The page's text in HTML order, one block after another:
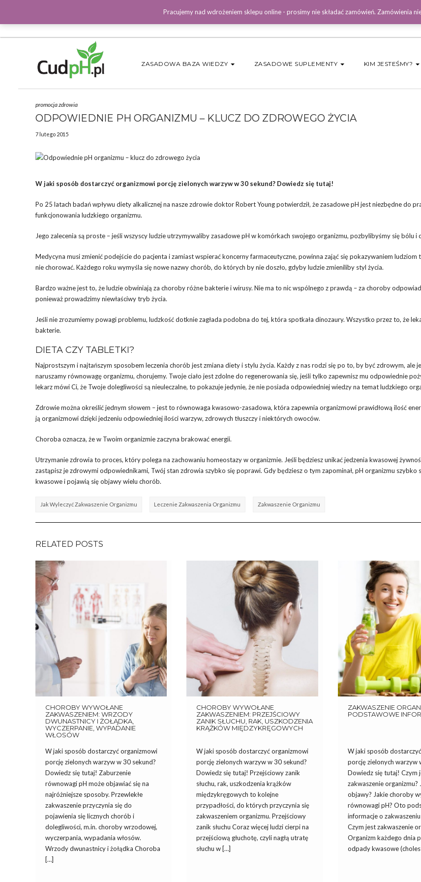
ZASADOWA BAZA WIEDZY ZASADOWE SUPLEMENTY KIM JESTEŚMY?
promocja zdrowia
ODPOWIEDNIE PH ORGANIZMU – KLUCZ DO ZDROWEGO ŻYCIA
7 lutego 2015
W jaki sposób dostarczyć organizmowi porcję zielonych warzyw w 30 sekund? Dowiedz się tutaj!
Po 25 latach badań wpływu diety alkalicznej na nasze zdrowie doktor Robert Young potwierdził, że zasadowe pH jest niezbędne do
funkcjonowania ludzkiego organizmu.
Jego zalecenia są proste – jeśli wszyscy ludzie utrzymywaliby zasadowe pH w komórkach swojego organizmu, pozbylibyśmy się bólu i
Medycyna musi zmienić podejście do pacjenta i zamiast wspierać koncerny farmaceutyczne, powinna zająć się pokazywaniem ludziom
nie chorować. Każdego roku wymyśla się nowe nazwy chorób, do których by nie doszło, gdyby ludzie zmieniliby styl życia.
Bardzo ważne jest to, że ludzie obwiniają za choroby różne bakterie i wirusy. Nie ma to nic wspólnego z prawdą – za choroby
ponieważ prowadzimy niewłaściwy tryb życia.
Jeśli nie zrozumiemy powagi problemu, ludzkość dotknie zagłada podobna do tej, która spotkała dinozaury. Wszystko przez to, że
bakterie.
DIETA CZY TABLETKI?
Najprostszym i najtańszym sposobem leczenia chorób jest zmiana diety i stylu życia. Każdy z nas rodzi się po to, by być zdrowym, ale
naruszamy równowagę organizmu, chorujemy. Twoje ciało jest zdolne do regenerowania się, jeśli tylko zapewnisz mu odpowiednie
lekarz mówi Ci, że Twoje dolegliwości są nieuleczalne, to pokazuje jedynie, że nie posiada odpowiedniej wiedzy na temat ludzkiego
Zdrowie można określić jednym słowem – jest to równowaga kwasowo-zasadowa, która zapewnia organizmowi prawidłową ilość
ją organizmowi dzięki jedzeniu odpowiedniej ilości warzyw, zdrowych tłuszczy i niektórych owoców.
Choroba oznacza, że w Twoim organizmie zaczyna brakować energii.
Utrzymanie zdrowia to proces, który polega na zachowaniu homeostazy w organizmie. Jeśli będziesz unikać jedzenia kwasowej
zastąpisz je zdrowymi odpowiednikami, Twój stan zdrowia szybko się poprawi. Gdy będziesz o tym zapominał, pH organizmu szybko
kwasowe i pojawią się objawy wielu chorób.
Jak Wyleczyć Zakwaszenie Organizmu Leczenie Zakwaszenia Organizmu Zakwaszenie Organizmu
RELATED POSTS
CHOROBY WYWOŁANE
ZAKWASZENIEM: WRZODY
DWUNASTNICY I ŻOŁĄDKA,
WYCZERPANIE, WYPADANIE
WŁOSÓW
W jaki sposób dostarczyć organizmowi
porcję zielonych warzyw w 30 sekund?
Dowiedz się tutaj! Zaburzenie
równowagi pH może objawiać się na
najróżniejsze sposoby. Przewlekłe
zakwaszenie przyczynia się do
pojawienia się licznych chorób i
dolegliwości, m.in. choroby wrzodowej,
wyczerpania, wypadania włosów.
Wrzody dwunastnicy i żołądka Choroba
[…]
CHOROBY WYWOŁANE
ZAKWASZENIEM: PRZEJŚCIOWY
ZANIK SŁUCHU, RAK, USZKODZENIA
KRĄŻKÓW MIĘDZYKRĘGOWYCH
W jaki sposób dostarczyć organizmowi
porcję zielonych warzyw w 30 sekund?
Dowiedz się tutaj! Przejściowy zanik
słuchu, rak, uszkodzenia krążków
międzykręgowych to kolejne
przypadłości, do których przyczynia się
zakwaszeniem organizmu. Przejściowy
zanik słuchu Coraz więcej ludzi cierpi na
przejściową głuchotę, czyli nagłą utratę
słuchu w […]
ZAKWASZENIE
PODSTAWOWE
W jaki sposób
porcję zielonych warzyw
Dowiedz się tutaj! Czym
zakwaszenie organizmu?
objawy? Jakie choroby
równowagi pH? Oto
informacje o
Czym jest zakwaszenie
Organizm każdego dnia
odpady kwasowe
Pracujemy nad wdrożeniem sklepu online - prosimy nie składać zamówień. Zamówienia